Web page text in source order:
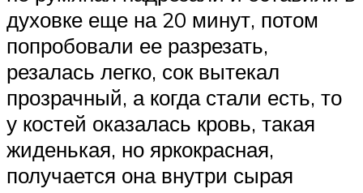
духовке еще на 20 минут, потом
попробовали ее разрезать,
резалась легко, сок вытекал
прозрачный, а когда стали есть, то
у костей оказалась кровь, такая
жиденькая, но яркокрасная,
получается она внутри сырая